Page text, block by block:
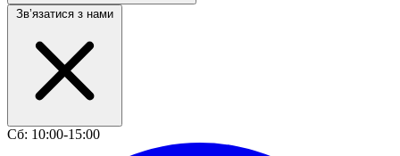
Звʼязатися з нами
Сб: 10:00-15:00